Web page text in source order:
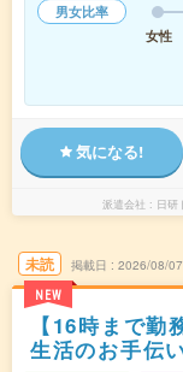
男女比率
女性
気になる!
派遣会社 日研
未読
NEW
掲載日 2026/08/07
【16時まで
生活のお手伝